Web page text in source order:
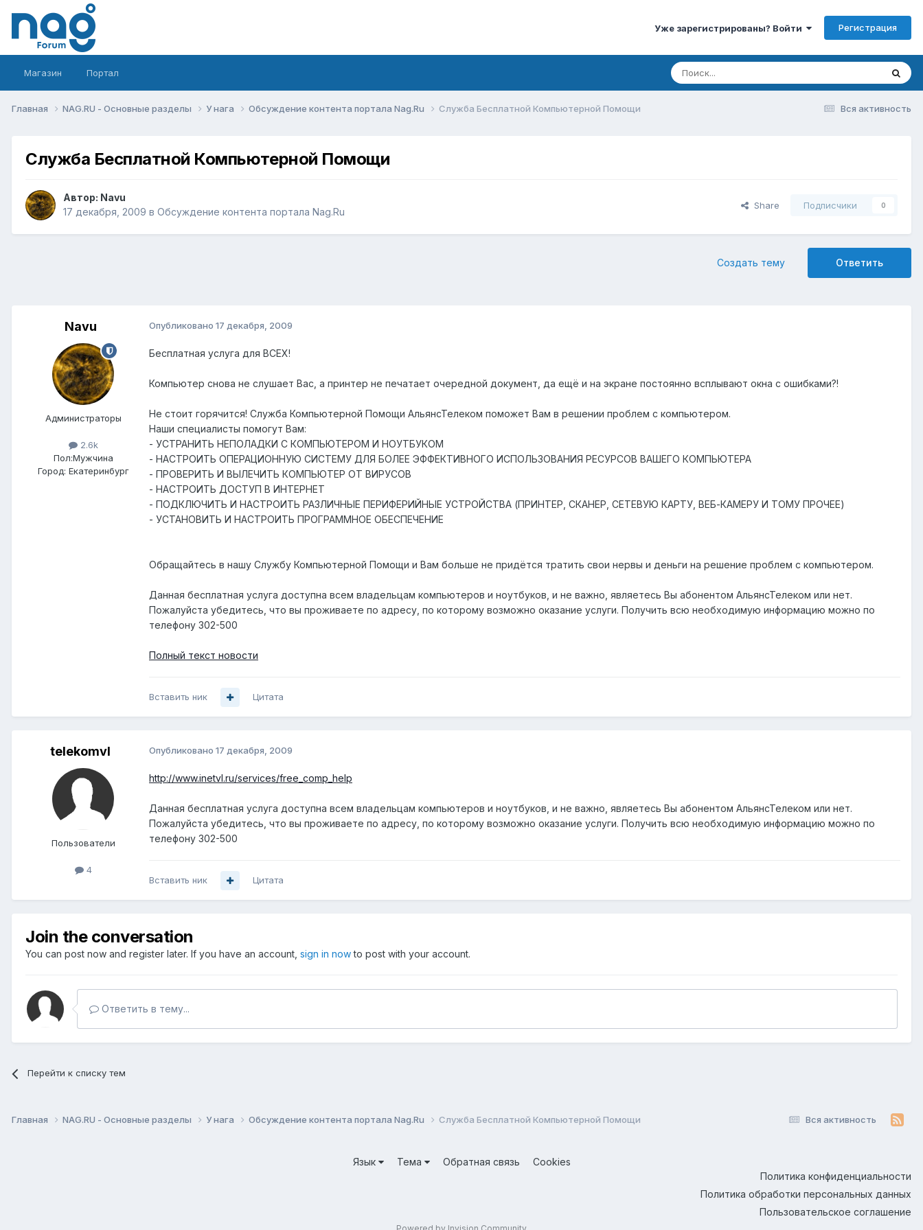
Уже зарегистрированы? Войти Регистрация
Магазин Портал
Вся активность
Главная NAG.RU - Основные разделы У нага Обсуждение контента портала Nag.Ru Служба Бесплатной Компьютерной Помощи
Служба Бесплатной Компьютерной Помощи
Автор: Navu
17 декабря, 2009 в Обсуждение контента портала Nag.Ru
Share Подписчики 0
Ответить
Создать тему
Navu
Администраторы
2.6k
Пол:Мужчина
Город: Екатеринбург
Опубликовано 17 декабря, 2009
Бесплатная услуга для ВСЕХ!
Компьютер снова не слушает Вас, а принтер не печатает очередной документ, да ещё и на экране постоянно всплывают окна с ошибками?!
Не стоит горячится! Служба Компьютерной Помощи АльянсТелеком поможет Вам в решении проблем с компьютером.
Наши специалисты помогут Вам:
- УСТРАНИТЬ НЕПОЛАДКИ С КОМПЬЮТЕРОМ И НОУТБУКОМ
- НАСТРОИТЬ ОПЕРАЦИОННУЮ СИСТЕМУ ДЛЯ БОЛЕЕ ЭФФЕКТИВНОГО ИСПОЛЬЗОВАНИЯ РЕСУРСОВ ВАШЕГО КОМПЬЮТЕРА
- ПРОВЕРИТЬ И ВЫЛЕЧИТЬ КОМПЬЮТЕР ОТ ВИРУСОВ
- НАСТРОИТЬ ДОСТУП В ИНТЕРНЕТ
- ПОДКЛЮЧИТЬ И НАСТРОИТЬ РАЗЛИЧНЫЕ ПЕРИФЕРИЙНЫЕ УСТРОЙСТВА (ПРИНТЕР, СКАНЕР, СЕТЕВУЮ КАРТУ, ВЕБ-КАМЕРУ И ТОМУ ПРОЧЕЕ)
- УСТАНОВИТЬ И НАСТРОИТЬ ПРОГРАММНОЕ ОБЕСПЕЧЕНИЕ
Обращайтесь в нашу Службу Компьютерной Помощи и Вам больше не придётся тратить свои нервы и деньги на решение проблем с компьютером.
Данная бесплатная услуга доступна всем владельцам компьютеров и ноутбуков, и не важно, являетесь Вы абонентом АльянсТелеком или нет.
Пожалуйста убедитесь, что вы проживаете по адресу, по которому возможно оказание услуги. Получить всю необходимую информацию можно по
телефону 302-500
Полный текст новости
Вставить ник Цитата
telekomvl
Пользователи
4
Опубликовано 17 декабря, 2009
http://www.inetvl.ru/services/free_comp_help
Данная бесплатная услуга доступна всем владельцам компьютеров и ноутбуков, и не важно, являетесь Вы абонентом АльянсТелеком или нет.
Пожалуйста убедитесь, что вы проживаете по адресу, по которому возможно оказание услуги. Получить всю необходимую информацию можно по
телефону 302-500
Вставить ник Цитата
Join the conversation
You can post now and register later. If you have an account, sign in nowto post with your account.
Ответить в тему...
Перейти к списку тем
Вся активность
Главная NAG.RU - Основные разделы У нага Обсуждение контента портала Nag.Ru Служба Бесплатной Компьютерной Помощи
Язык Тема Обратная связь
Cookies
Политика конфиденциальности
Политика обработки персональных данных
Пользовательское соглашение